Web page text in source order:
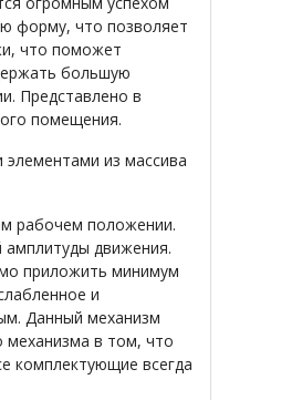
форму, что позволяет
что поможет
большую
Представлено в
помещения.
из массива
рабочем положении.
амплитуды движения.
приложить минимум
и
Данный механизм
механизма в том, что
комплектующие всегда